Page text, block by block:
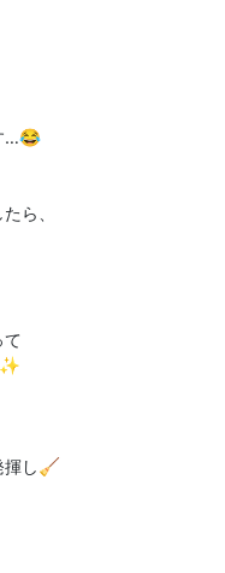
…😂
ら、
て
揮し🧹